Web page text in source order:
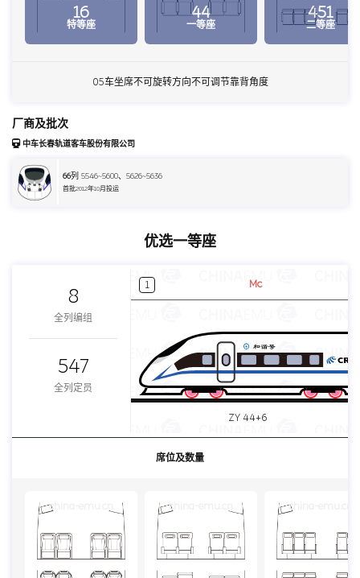
16
特等座
44
一等座
451
二等座
05车坐席不可旋转方向不可调节靠背角度
厂商及批次
中车长春轨道客车股份有限公司
66列 5546~5600、5626~5636
首批2012年10月投运
优选一等座
8
全列编组
547
全列定员
1 Mc
ZY 44+6
席位及数量
china-emu.cn china-emu.cn china-emu.cn